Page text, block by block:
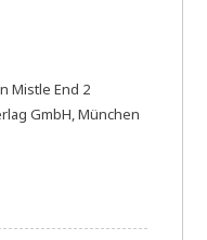
Mistle End 2
GmbH, München